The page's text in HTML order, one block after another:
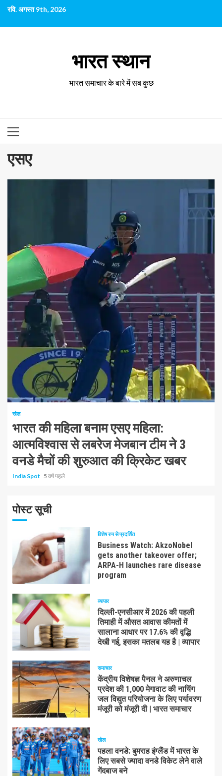
छोड़कर
पर
रवि. अगस्त 9th, 2026
भारत स्थान
भारत समाचार के बारे में सब कुछ
प्राथमिक
एसए
1 न्यूनतम पढ़ा
खेल
भारत की महिला बनाम एसए महिला:
आत्मविश्वास से लबरेज मेजबान टीम ने 3
वनडे मैचों की शुरुआत की क्रिकेट खबर
India Spot 5 वर्ष पहले
पोस्ट सूची
विशेष रुप से प्रदर्शित
Business Watch: AkzoNobel
gets another takeover offer;
ARPA-H launches rare disease
program
व्यापार
दिल्ली-एनसीआर में 2026 की पहली
तिमाही में औसत आवास कीमतों में
सालाना आधार पर 17.6% की वृद्धि
देखी गई, इसका मतलब यह है | व्यापार
समाचार
केंद्रीय विशेषज्ञ पैनल ने अरुणाचल
प्रदेश की 1,000 मेगावाट की नायिंग
जल विद्युत परियोजना के लिए पर्यावरण
मंजूरी को मंजूरी दी | भारत समाचार
खेल
पहला वनडे: बुमराह इंग्लैंड में भारत के
लिए सबसे ज्यादा वनडे विकेट लेने वाले
गेंदबाज बने